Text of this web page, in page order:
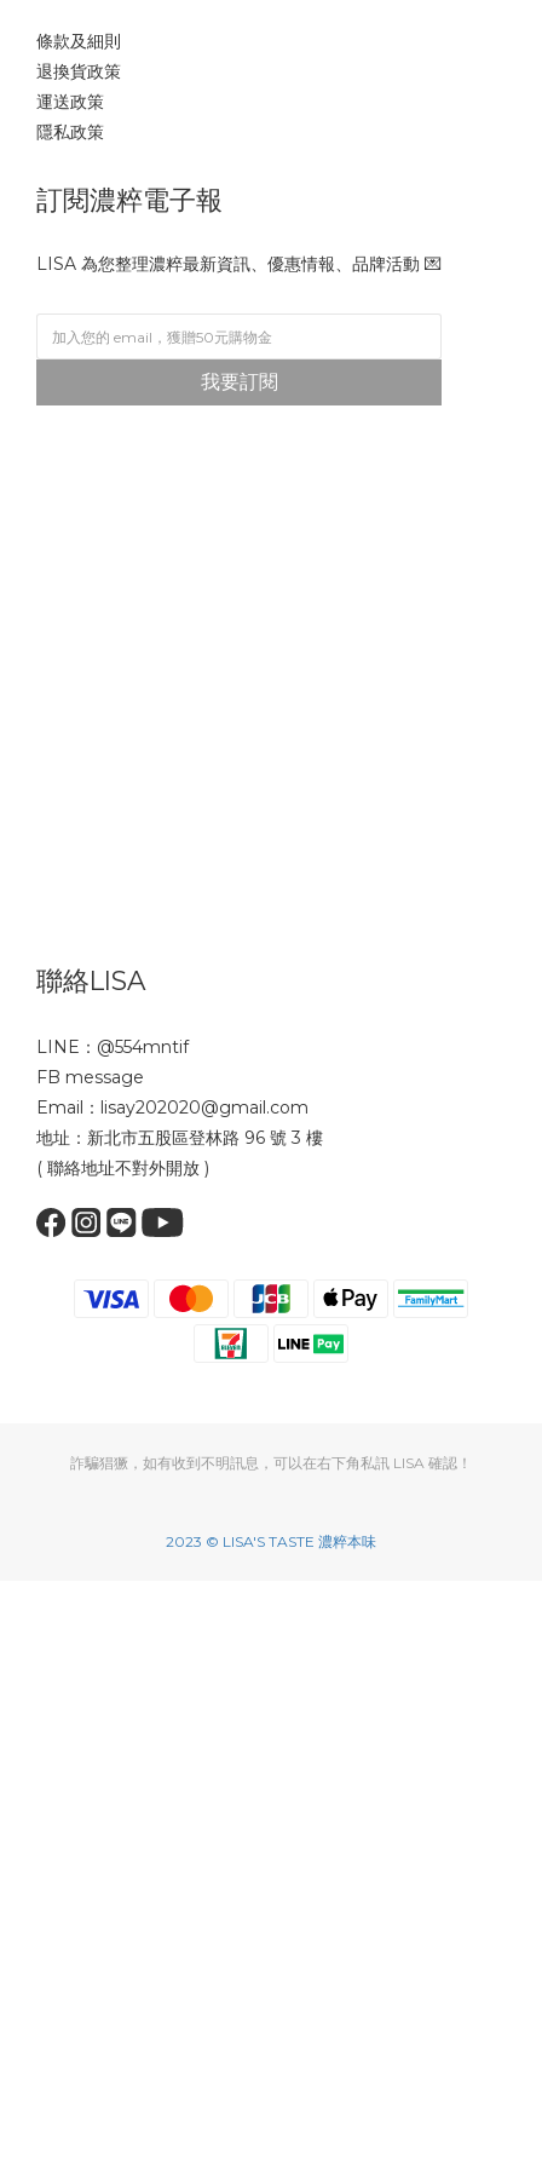
條款及細則
退換貨政策
運送政策
隱私政策
訂閱濃粹電子報
LISA 為您整理濃粹最新資訊、優惠情報、品牌活動 💌
我要訂閱
聯絡LISA
LINE： @554mntif
FB message
Email：lisay202020@gmail.com
地址：新北市五股區登林路 96 號 3 樓
( 聯絡地址不對外開放 )
詐騙猖獗，如有收到不明訊息，可以在右下角私訊 LISA 確認！
2023 © LISA'S TASTE 濃粹本味